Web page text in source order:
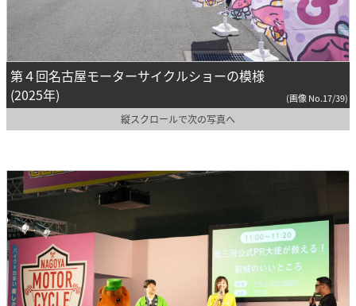
第４回名古屋モーターサイクルショーの模様
(2025年)
(画像 No.17/39)
縦スクロールで次の写真へ